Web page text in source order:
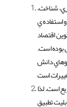
شناخت،
استفاده ي
اقتصاد
بوده است.
دانش
است
است. لذا
تطبیق